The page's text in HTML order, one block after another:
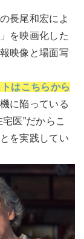
長尾和宏によ
を映画化した
映像と場面写
はこちらから
に陥っている
医”だからこ
を実践してい